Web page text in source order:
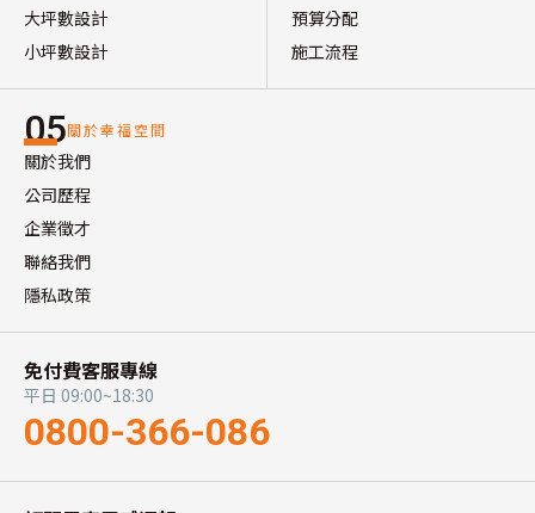
大坪數設計
小坪數設計
預算分配
施工流程
05關於幸福空間
關於我們
公司歷程
企業徵才
聯絡我們
隱私政策
免付費客服專線
平日 09:00~18:30
0800-366-086